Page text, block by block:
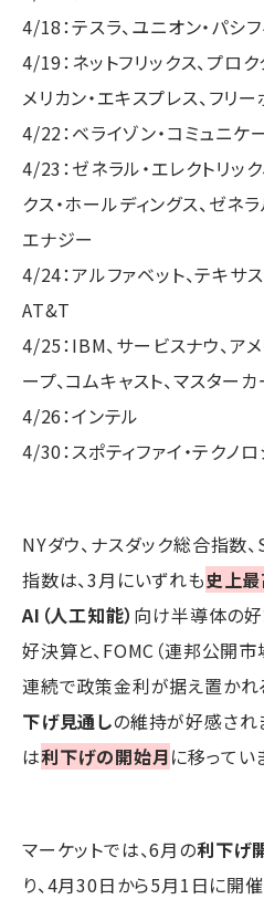
4/18：テスラ、ユニオン・パシフ
4/19：ネットフリックス、プロク
メリカン・エキスプレス、フリ
4/22：ベライゾン・コミュニケ
4/23：ゼネラル・エレクトリッ
クス・ホールディングス、ゼネ
エナジー
4/24：アルファベット、テキサス
AT&T
4/25：IBM、サービスナウ、ア
ープ、コムキャスト、マスターカ
4/26：インテル
4/30：スポティファイ・テクノ
NYダウ、ナスダック総合指数
指数は、3月にいずれも史上
AI（人工知能） 向け半導体の
好決算と、FOMC（連邦公開
連続で政策金利が据え置かれ
下げ見通しの維持が好感され
は利下げの開始月に移ってい
マーケットでは、6月の利下げ
り、4月30日から5月1日に開